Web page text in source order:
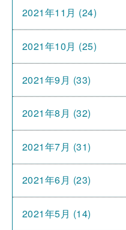
2021年11月 (24)
2021年10月 (25)
2021年9月 (33)
2021年8月 (32)
2021年7月 (31)
2021年6月 (23)
2021年5月 (14)